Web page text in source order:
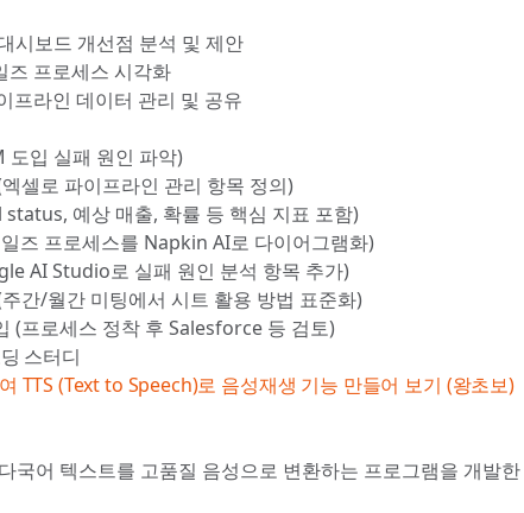
시보드 개선점 분석 및 제안
즈 프로세스 시각화
프라인 데이터 관리 및 공유
도입 실패 원인 파악)
셀로 파이프라인 관리 항목 정의)
예상 매출, 확률 등 핵심 지표 포함)
즈 프로세스를 Napkin AI로 다이어그램화)
AI Studio로 실패 원인 분석 항목 추가)
간/월간 미팅에서 시트 활용 방법 표준화)
(프로세스 정착 후 Salesforce 등 검토)
스터디
TTS (Text to Speech)로 음성재생 기능 만들어 보기 (왕초보)
국어 텍스트를 고품질 음성으로 변환하는 프로그램을 개발한